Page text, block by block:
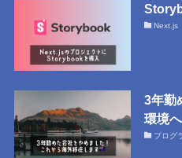
Next.js
3年勤
環境へ
プログ